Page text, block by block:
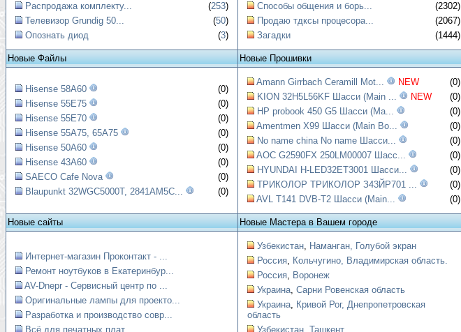
Распродажа комплекту...
(253)
Телевизор Grundig 50...
(50)
Опознать диод
(3)
Способы общения и борь...
(2302)
Продаю тдксы процесора...
(2067)
Загадки
(1444)
Новые Файлы Новые Прошивки
Hisense 58A60
(0)
Hisense 55E75
(0)
Hisense 55E70
(0)
Hisense 55A75, 65A75
(0)
Hisense 50A60
(0)
Hisense 43A60
(0)
SAECO Cafe Nova
(0)
Blaupunkt 32WGC5000T, 2841AM5C...
(0)
Amann Girrbach Ceramill Mot... NEW
(0)
KION 32H5L56KF Шасси (Main ...
NEW
(0)
HP probook 450 G5 Шасси (Ma...
(0)
Amentmen X99 Шасси (Main Bo...
(0)
No name china No name Шасси...
(0)
AOC G2590FX 250LM00007 Шасс...
(0)
HYUNDAI H-LED32ET3001 Шасси...
(0)
ТРИКОЛОР ТРИКОЛОР З43ЙР701 ...
(0)
AVL T141 DVB-T2 Шасси (Main...
(0)
Новые сайты Новые Мастера в Вашем городе
Интернет-магазин Проконтакт - ...
Ремонт ноутбуков в Екатеринбур...
AV-Dnepr - Сервисный центр по ...
Оригинальные лампы для проекто...
Разработка и производство совр...
Всё для печатных плат
Узбекистан, Наманган, Голубой экран
Россия, Кольчугино, Владимирская область.
Россия, Воронеж
Украина, Сарни Ровенская область
Украина, Кривой Рог, Днепропетровская
область
Узбекистан Ташкент